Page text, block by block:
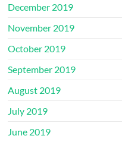
December 2019
November 2019
October 2019
September 2019
August 2019
July 2019
June 2019